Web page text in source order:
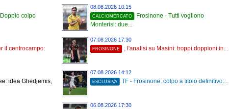
colpo
08.08.2026 10:15
CALCIOMERCATO
Frosinone - Tutti vogliono
Monterisi: due...
il centrocampo:
07.08.2026 17:30
FROSINONE , l'analisi su Masini: troppi doppioni in...
idea Ghedjemis,
07.08.2026 14:12
ESCLUSIVA TF - Frosinone, colpo a titolo definitivo:...
06.08.2026 17:30